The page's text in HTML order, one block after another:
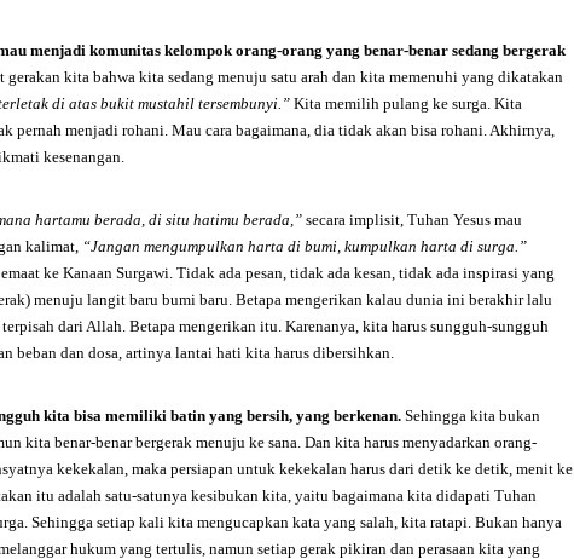
menjadi komunitas kelompok orang-orang yang benar-benar sedang bergerak
gerakan kita bahwa kita sedang menuju satu arah dan kita memenuhi yang dikatakan
di atas bukit mustahil tersembunyi.”Kita memilih pulang ke surga. Kita
pernah menjadi rohani. Mau cara bagaimana, dia tidak akan bisa rohani. Akhirnya,
kesenangan.
hartamu berada, di situ hatimu berada,” secara implisit, Tuhan Yesus mau
kalimat, “Jangan mengumpulkan harta di bumi, kumpulkan harta di surga.”
ke Kanaan Surgawi. Tidak ada pesan, tidak ada kesan, tidak ada inspirasi yang
menuju langit baru bumi baru. Betapa mengerikan kalau dunia ini berakhir lalu
dari Allah. Betapa mengerikan itu. Karenanya, kita harus sungguh-sungguh
beban dan dosa, artinya lantai hati kita harus dibersihkan.
kita bisa memiliki batin yang bersih, yang berkenan. Sehingga kita bukan
kita benar-benar bergerak menuju ke sana. Dan kita harus menyadarkan orang-
kekekalan, maka persiapan untuk kekekalan harus dari detik ke detik, menit ke
itu adalah satu-satunya kesibukan kita, yaitu bagaimana kita didapati Tuhan
Sehingga setiap kali kita mengucapkan kata yang salah, kita ratapi. Bukan hanya
hukum yang tertulis, namun setiap gerak pikiran dan perasaan kita yang